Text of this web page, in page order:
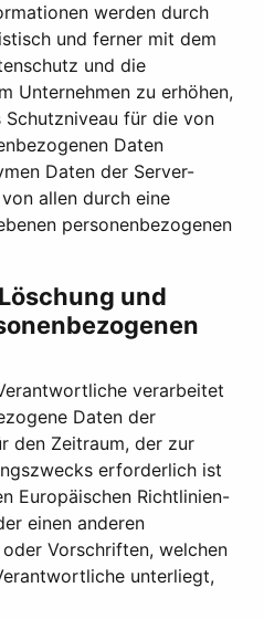
werden durch
und ferner mit dem
und die
Unternehmen zu erhöhen,
für die von
Daten
Daten der Server-
allen durch eine
personenbezogenen
und
verarbeitet
Daten der
den Zeitraum, der zur
erforderlich ist
Europäischen Richtlinien-
einen anderen
Vorschriften, welchen
unterliegt,